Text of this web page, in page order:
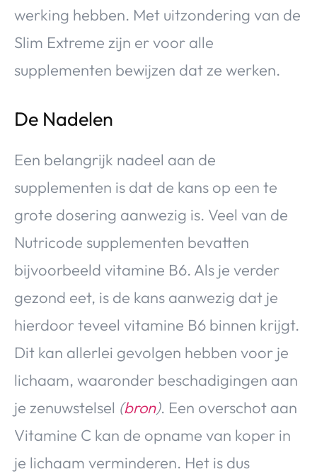
werking hebben. Met uitzondering van de
Slim Extreme zijn er voor alle
supplementen bewijzen dat ze werken.
De Nadelen
Een belangrijk nadeel aan de
supplementen is dat de kans op een te
grote dosering aanwezig is. Veel van de
Nutricode supplementen bevatten
bijvoorbeeld vitamine B6. Als je verder
gezond eet, is de kans aanwezig dat je
hierdoor teveel vitamine B6 binnen krijgt.
Dit kan allerlei gevolgen hebben voor je
lichaam, waaronder beschadigingen aan
je zenuwstelsel (bron). Een overschot aan
Vitamine C kan de opname van koper in
je lichaam verminderen. Het is dus